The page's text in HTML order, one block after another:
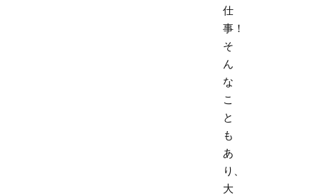
仕
事！
そ
ん
な
こ
と
も
あ
り、
大